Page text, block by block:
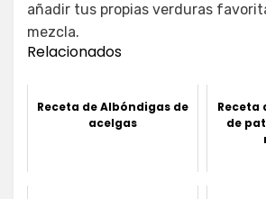
añadir tus propias verduras
mezcla.
Relacionados
Receta de Albóndigas de
acelgas
Receta
de